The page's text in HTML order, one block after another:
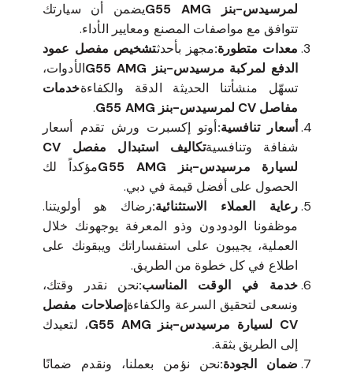
لمرسيدس-بنز G55 AMG
يضمن أن سيارتك
تتوافق مع مواصفات المصنع ومعايير الأداء.
معدات متطورة:مجهز بأحدثتشخيص مفصل عمود
الدفع لمركبة مرسيدس-بنز G55 AMG
الأدوات،
تسهّل منشأتنا الحديثة الدقة والكفاءةخدمات
مفاصل CV لمرسيدس-بنز G55 AMG
.
أسعار تنافسية:أوتو إكسبرت ورش تقدم أسعار
شفافة وتنافسية
تكاليف استبدال مفصل CV
لسيارة مرسيدس-بنز G55 AMG
مؤكداً لك
الحصول على أفضل قيمة في دبي.
رعاية العملاء الاستثنائية:رضاك هو أولويتنا.
موظفونا الودودون وذو المعرفة يوجهونك خلال
العملية، يجيبون على استفساراتك ويبقونك على
اطلاع في كل خطوة من الطريق.
خدمة في الوقت المناسب:نحن نقدر وقتك،
ونسعى لتحقيق السرعة والكفاءةإصلاحات مفصل
CV لسيارة مرسيدس-بنز G55 AMG
، لتعيدك
إلى الطريق بثقة.
ضمان الجودة:نحن نؤمن بعملنا، ونقدم ضمانًا